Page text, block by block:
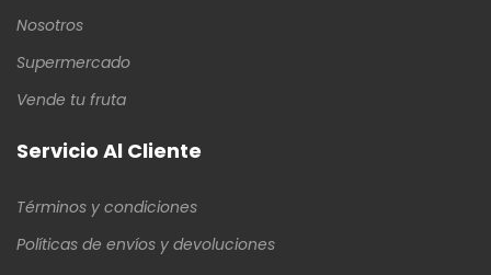
Nosotros
Supermercado
Vende tu fruta
Servicio Al Cliente
Términos y condiciones
Políticas de envíos y devoluciones